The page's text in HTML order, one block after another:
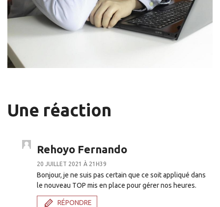
Une réaction
Rehoyo Fernando
20 JUILLET 2021 À 21H39
Bonjour, je ne suis pas certain que ce soit appliqué dans
le nouveau TOP mis en place pour gérer nos heures.
RÉPONDRE